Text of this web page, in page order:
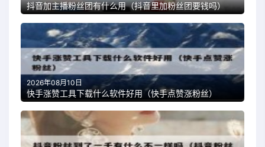
抖音加主播粉丝团有什么用（抖音里加粉丝团要钱吗）
2026年08月10日
快手涨赞工具下载什么软件好用（快手点赞涨粉丝）